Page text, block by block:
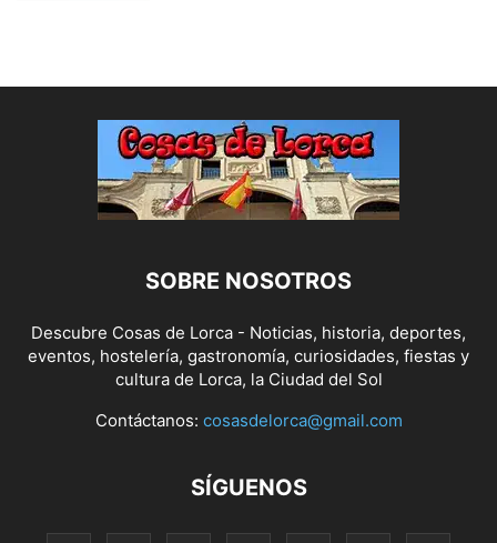
SOBRE NOSOTROS
Descubre Cosas de Lorca - Noticias, historia, deportes,
eventos, hostelería, gastronomía, curiosidades, fiestas y
cultura de Lorca, la Ciudad del Sol
Contáctanos: cosasdelorca@gmail.com
SÍGUENOS